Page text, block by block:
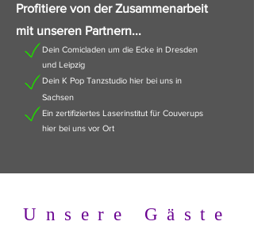
Profitiere von der Zusammenarbeit
mit unseren Partnern...
Dein Comicladen um die Ecke in Dresden
und Leipzig
Dein K Pop Tanzstudio hier bei uns in
Sachsen
Ein zertifiziertes Laserinstitut für Couverups
hier bei uns vor Ort
Unsere Gäste